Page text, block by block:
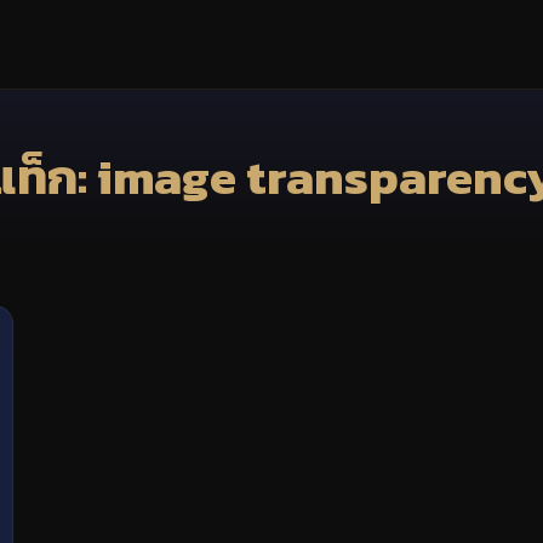
ท็ก: image